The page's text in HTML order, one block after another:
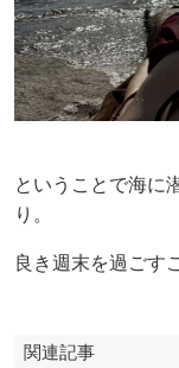
ということで海に
り。
良き週末を過ごす
関連記事